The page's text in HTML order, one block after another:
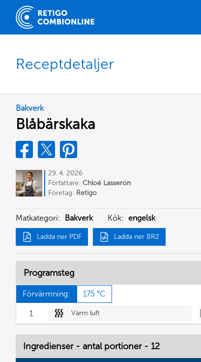
Receptdetaljer
Bakverk
Blåbärskaka
29. 4. 2026
Författare: Chloé Lasseron
Företag: Retigo
Matkategori: Bakverk Kök: engelsk
Ladda ner PDF Ladda ner BR2
Programsteg
Förvärmning: 175 °C
1 Varm luft
Ingredienser - antal portioner - 12